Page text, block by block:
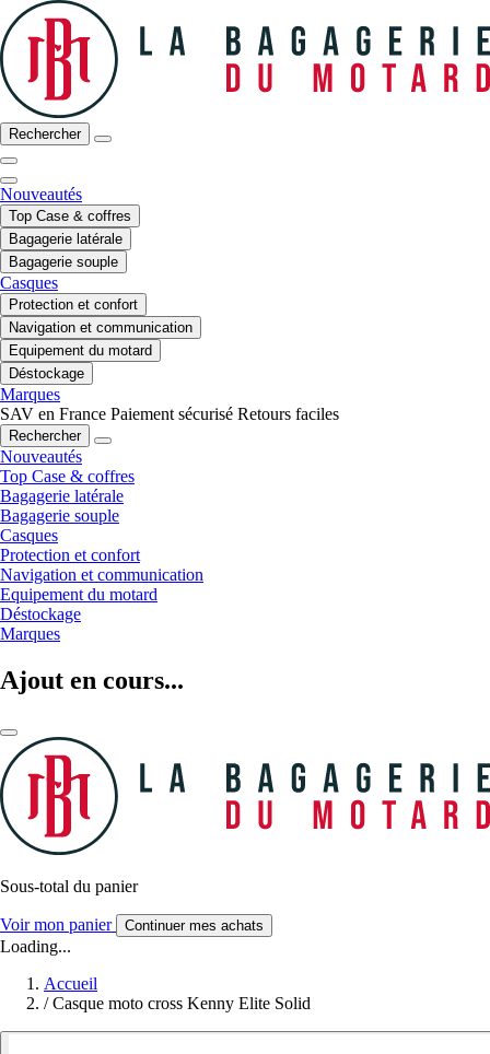
Rechercher
Nouveautés
Top Case & coffres
Bagagerie latérale
Bagagerie souple
Casques
Protection et confort
Navigation et communication
Equipement du motard
Déstockage
Marques
SAV en France Paiement sécurisé Retours faciles
Rechercher
Nouveautés
Top Case & coffres
Bagagerie latérale
Bagagerie souple
Casques
Protection et confort
Navigation et communication
Equipement du motard
Déstockage
Marques
Ajout en cours...
Sous-total du panier
Voir mon panier Continuer mes achats
Loading...
Accueil
/ Casque moto cross Kenny Elite Solid